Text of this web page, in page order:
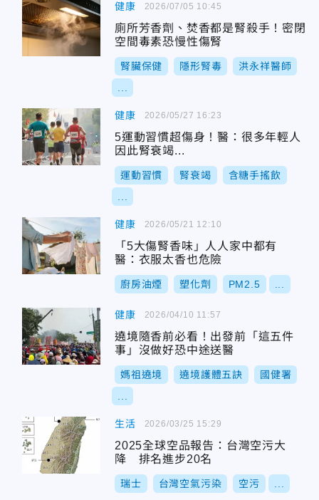
健康
廁所芳香劑、焚香都是腎殺手！密閉
空間毒素恐慢性傷腎
腎臟保健 隱形腎毒 洪永祥醫師
2026/07/05 10:45
健康
5運動習慣超傷身！醫：很多年輕人
因此腎衰竭...
運動習慣 腎衰竭 含糖手搖飲
2026/05/27 16:23
健康
「5大傷腎香味」人人家中都有
醫：衣服太香也危險
廚房油煙 塑化劑 PM2.5
2026/05/21 12:10
健康
遶境隨香前必看！出發前「這五件
事」沒做好恐中途送醫
媽祖遶境 遶境護體五訣 國健署
2026/04/10 11:57
生活
2025全球空品報告：台灣空污大
降 排名進步20名
瑞士 台灣空氣污染 空污
2026/03/25 15:29